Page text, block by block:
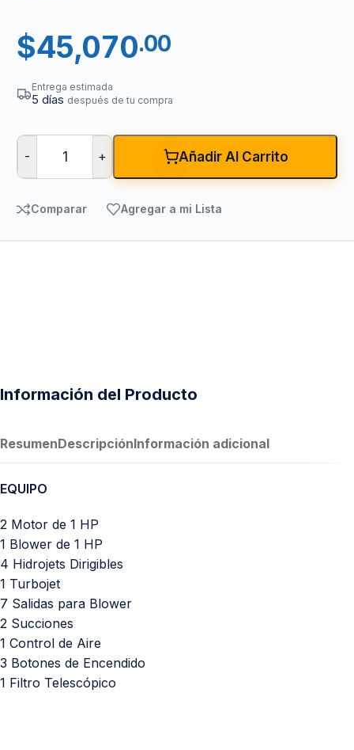
$45,070.00
Entrega estimada
5 días después de tu compra
- + Añadir Al Carrito
Comparar Agregar a mi Lista
Información del Producto
ResumenDescripciónInformación adicional
EQUIPO
2 Motor de 1 HP
1 Blower de 1 HP
4 Hidrojets Dirigibles
1 Turbojet
7 Salidas para Blower
2 Succiones
1 Control de Aire
3 Botones de Encendido
1 Filtro Telescópico